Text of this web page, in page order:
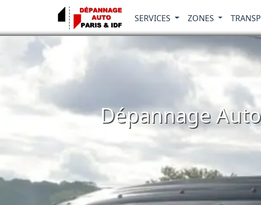
SERVICES ZONES
Dépannage